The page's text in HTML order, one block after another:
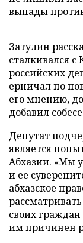
выпады
Затулин
сталкивался с
российских
ерничал по
его мнению,
добавил
Депутат
является
Абхазии. «Мы
и ее
абхазское
своих
им причинен